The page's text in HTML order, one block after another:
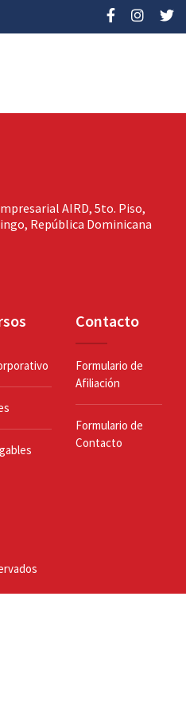
AIRD, 5to. Piso,
República Dominicana
Contacto
Formulario de
Afiliación
Formulario de
Contacto